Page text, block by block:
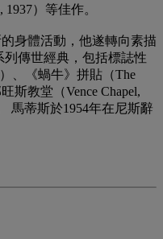
1937）等佳作。
身體活動，他遂轉向素描
傳世經典，包括標誌性
、《蝸牛》拼貼（The
斯教堂（Vence Chapel,
馬蒂斯於1954年在尼斯辭